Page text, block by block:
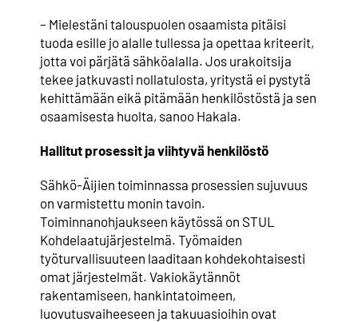
– Mielestäni talouspuolen osaamista pitäisi
tuoda esille jo alalle tullessa ja opettaa kriteerit,
jotta voi pärjätä sähköalalla. Jos urakoitsija
tekee jatkuvasti nollatulosta, yritystä ei pystytä
kehittämään eikä pitämään henkilöstöstä ja sen
osaamisesta huolta, sanoo Hakala.
Hallitut prosessit ja viihtyvä henkilöstö
Sähkö-Äijien toiminnassa prosessien sujuvuus
on varmistettu monin tavoin.
Toiminnanohjaukseen käytössä on STUL
Kohdelaatujärjestelmä. Työmaiden
työturvallisuuteen laaditaan kohdekohtaisesti
omat järjestelmät. Vakiokäytännöt
rakentamiseen, hankintatoimeen,
luovutusvaiheeseen ja takuuasioihin ovat